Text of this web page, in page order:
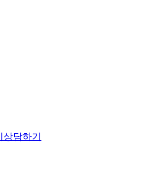
상담하기